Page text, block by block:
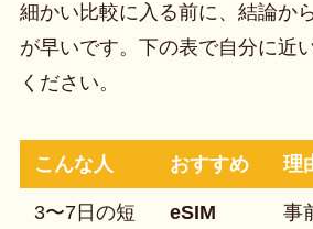
細かい比較に入る前に、結論か
が早いです。下の表で自分に近
ください。
こんな人 おすすめ 理
3〜7日の短
eSIM
事